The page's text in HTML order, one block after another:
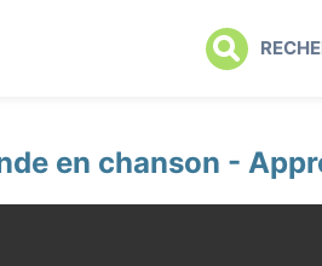
en chanson -